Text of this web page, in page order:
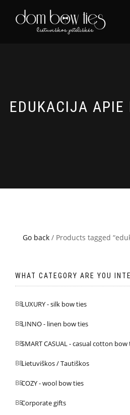
EDUKACIJA APIE
Go back / Products tagged
WHAT CATEGORY ARE YOU
LUXURY - silk bow ties
LINNO - linen bow ties
SMART CASUAL - casual cotton bow
Lietuviškos / Tautiškos
COZY - wool bow ties
Corporate gifts